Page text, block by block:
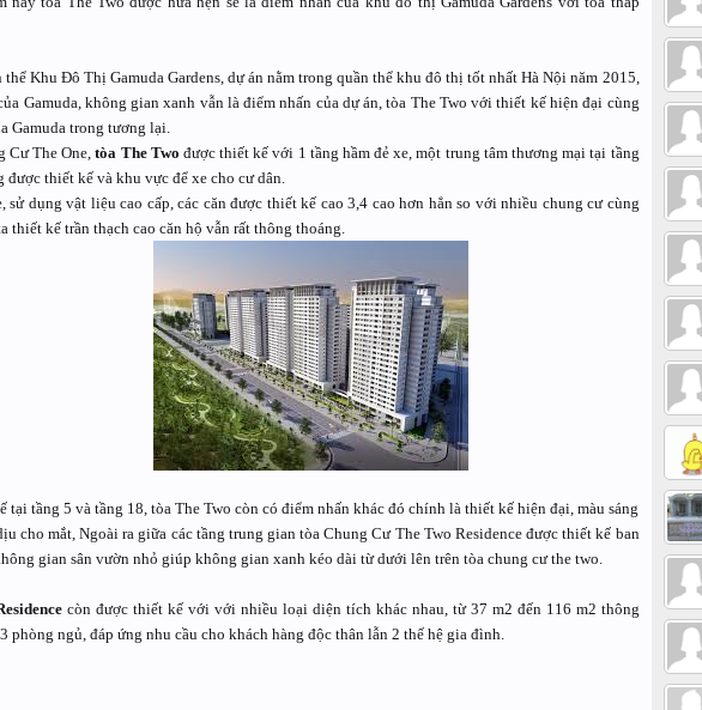
Khu Đô Thị Gamuda Gardens, dự án nằm trong quần thể khu đô thị tốt nhất Hà Nội năm 2015,
Gamuda, không gian xanh vẫn là điểm nhấn của dự án, tòa The Two với thiết kế hiện đại cùng
Gamuda trong tương lại.
Cư The One,tòa The Two được thiết kế với 1 tầng hầm đẻ xe, một trung tâm thương mại tại tầng
được thiết kế và khu vực để xe cho cư dân.
sử dụng vật liệu cao cấp, các căn được thiết kế cao 3,4 cao hơn hẳn so với nhiều chung cư cùng
thiết kế trần thạch cao căn hộ vẫn rất thông thoáng.
tầng 5 và tầng 18, tòa The Two còn có điểm nhấn khác đó chính là thiết kế hiện đại, màu sáng
cho mắt, Ngoài ra giữa các tầng trung gian tòa Chung Cư The Two Residence được thiết kế ban
gian sân vườn nhỏ giúp không gian xanh kéo dài từ dưới lên trên tòa chung cư the two.
còn được thiết kế với với nhiều loại diện tích khác nhau, từ 37 m2 đến 116 m2 thông
phòng ngủ, đáp ứng nhu cầu cho khách hàng độc thân lẫn 2 thế hệ gia đình.